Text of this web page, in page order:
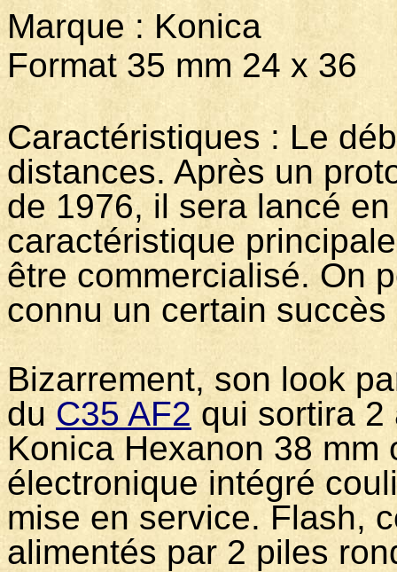
Marque :
Format 35 mm 24 x 36
Caractéristiques : Le
distances. Après un
de 1976, il sera lancé
caractéristique
être commercialisé. On
connu un certain
Bizarrement, son look
du C35 AF2 qui sortira 2
Konica Hexanon 38 mm
électronique intégré
mise en service. Flash,
alimentés par 2 piles